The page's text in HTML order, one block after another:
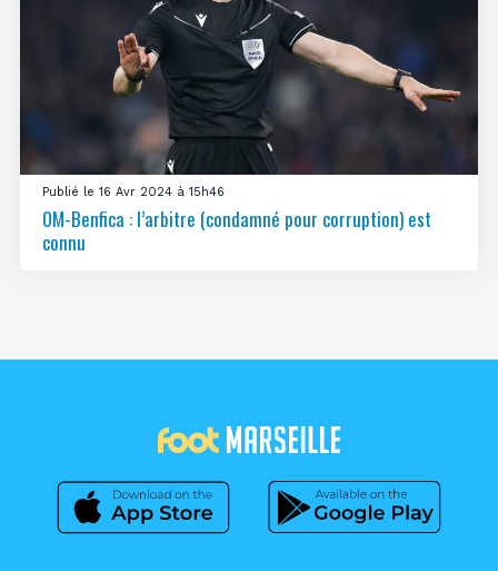
Publié le 16 Avr 2024 à 15h46
OM-Benfica : l’arbitre (condamné pour corruption) est
connu